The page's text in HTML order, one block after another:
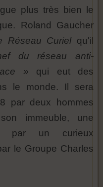
plus très bien le
Roland Gaucher
Réseau Curielqu'il
du réseau anti-
» qui eut des
le monde. Il sera
par deux hommes
immeuble, une
par un curieux
le Groupe Charles